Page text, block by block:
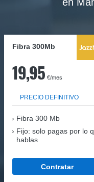
Fibra 300Mb
19,95 €/mes
PRECIO DEFINITIVO
Fibra 300 Mb
Fijo: solo pagas por lo
hablas
Contratar